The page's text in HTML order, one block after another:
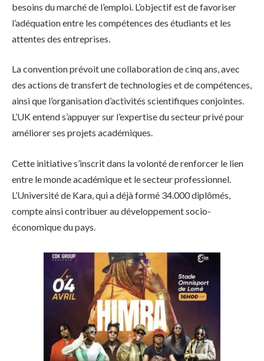
besoins du marché de l’emploi. L’objectif est de favoriser
l’adéquation entre les compétences des étudiants et les
attentes des entreprises.
La convention prévoit une collaboration de cinq ans, avec
des actions de transfert de technologies et de compétences,
ainsi que l’organisation d’activités scientifiques conjointes.
L’UK entend s’appuyer sur l’expertise du secteur privé pour
améliorer ses projets académiques.
Cette initiative s’inscrit dans la volonté de renforcer le lien
entre le monde académique et le secteur professionnel.
L’Université de Kara, qui a déjà formé 34.000 diplômés,
compte ainsi contribuer au développement socio-
économique du pays.